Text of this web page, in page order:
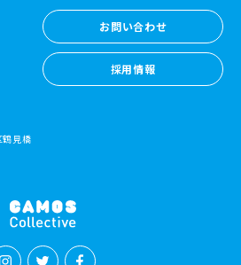
お問い合わせ
お問い合わせ
採用情報
見橋